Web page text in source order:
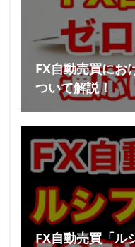
FX自動売買にお
ついて解説！
FX自動売買「ル